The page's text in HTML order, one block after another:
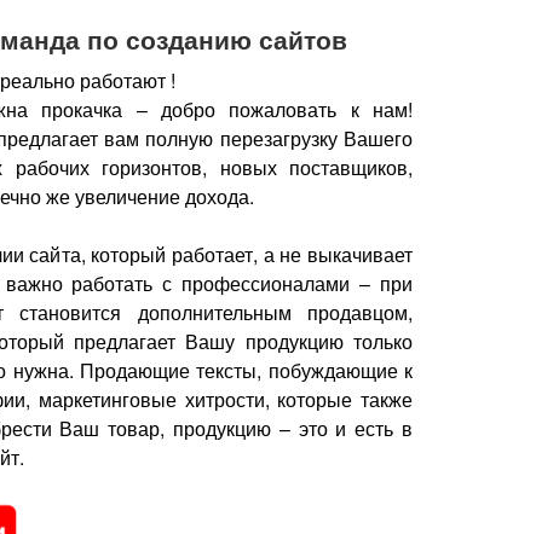
по созданию сайтов
работают !
прокачка – добро пожаловать к нам!
вам полную перезагрузку Вашего
горизонтов, новых поставщиков,
же увеличение дохода.
сайта, который работает, а не выкачивает
работать с профессионалами – при
дополнительным продавцом,
предлагает Вашу продукцию только
нужна. Продающие тексты, побуждающие к
маркетинговые хитрости, которые также
Ваш товар, продукцию – это и есть в